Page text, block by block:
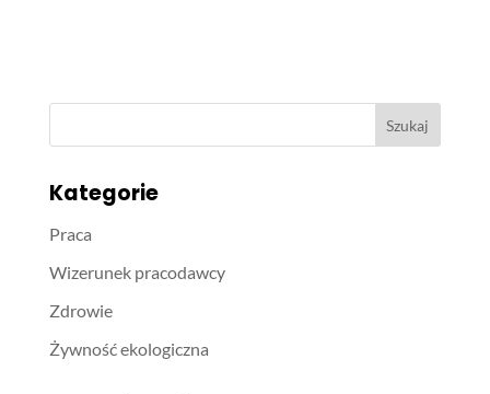
Kategorie
Praca
Wizerunek pracodawcy
Zdrowie
Żywność ekologiczna